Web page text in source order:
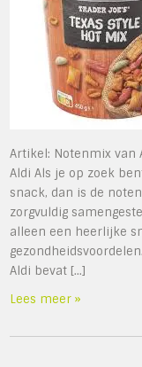
Artikel: Notenmix van
Aldi Als je op zoek
snack, dan is de
zorgvuldig
alleen een heerlijke
Aldi bevat […]
Lees meer »